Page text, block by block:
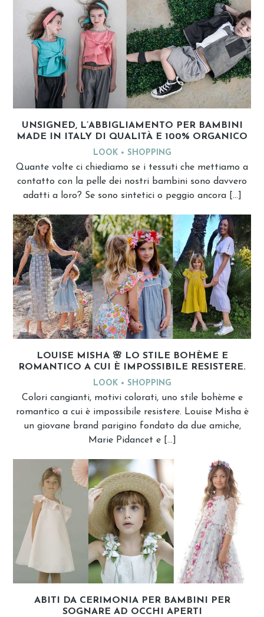
UNSIGNED, L’ABBIGLIAMENTO PER BAMBINI
MADE IN ITALY DI QUALITÀ E 100% ORGANICO
LOOK SHOPPING
Quante volte ci chiediamo se i tessuti che mettiamo a
contatto con la pelle dei nostri bambini sono davvero
adatti a loro? Se sono sintetici o peggio ancora […]
LOUISE MISHA 🌸 LO STILE BOHÈME E
ROMANTICO A CUI È IMPOSSIBILE RESISTERE.
LOOK SHOPPING
Colori cangianti, motivi colorati, uno stile bohème e
romantico a cui è impossibile resistere. Louise Misha è
un giovane brand parigino fondato da due amiche,
Marie Pidancet e […]
ABITI DA CERIMONIA PER BAMBINI PER
SOGNARE AD OCCHI APERTI